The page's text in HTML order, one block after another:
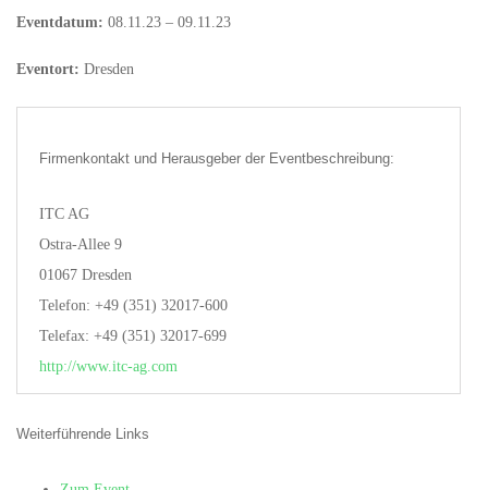
Eventdatum: 08.11.23 – 09.11.23
Eventort: Dresden
Firmenkontakt und Herausgeber der Eventbeschreibung:
ITC AG
Ostra-Allee 9
01067 Dresden
Telefon: +49 (351) 32017-600
Telefax: +49 (351) 32017-699
http://www.itc-ag.com
Weiterführende Links